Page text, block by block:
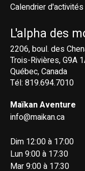
Calendrier d'activités
L'alpha des
2206, boul. des
Trois-Rivières, G9A
Québec, Canada
Tél: 819.694.7010
Maïkan Aventure
info@maikan.ca
Dim 12:00 à 17:00
Lun 9:00 à 17:30
Mar 9:00 à 17:30